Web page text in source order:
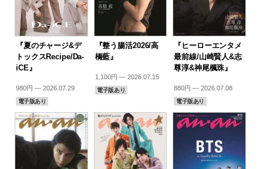
『夏のチャージ&デ
トックスRecipe/Da-
iCE』
980円 — 2026.07.29
電子版あり
『整う腸活2026/高
橋藍』
1,100円 — 2026.07.15
電子版あり
『ヒーローエンタメ
最前線/山崎賢人&志
尊淳&神尾楓珠』
880円 — 2026.07.08
電子版あり